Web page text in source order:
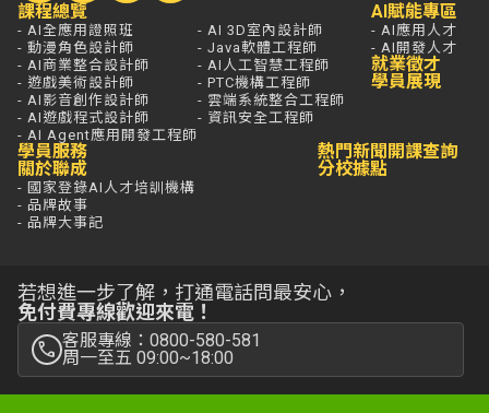
課程總覽
- AI全應用證照班
- 動漫角色設計師
- AI商業整合設計師
- 遊戲美術設計師
- AI影音創作設計師
- AI遊戲程式設計師
- AI Agent應用開發工程師
- AI 3D室內設計師
- Java軟體工程師
- AI人工智慧工程師
- PTC機構工程師
- 雲端系統整合工程師
- 資訊安全工程師
AI賦能專區
- AI應用人才
- AI開發人才
就業徵才
學員展現
學員服務
關於聯成
- 國家登錄AI人才培訓機構
- 品牌故事
- 品牌大事記
熱門新聞
分校據點
開課查詢
若想進一步了解，打通電話問最安心，
免付費專線歡迎來電！
客服專線：0800-580-581
周一至五 09:00~18:00